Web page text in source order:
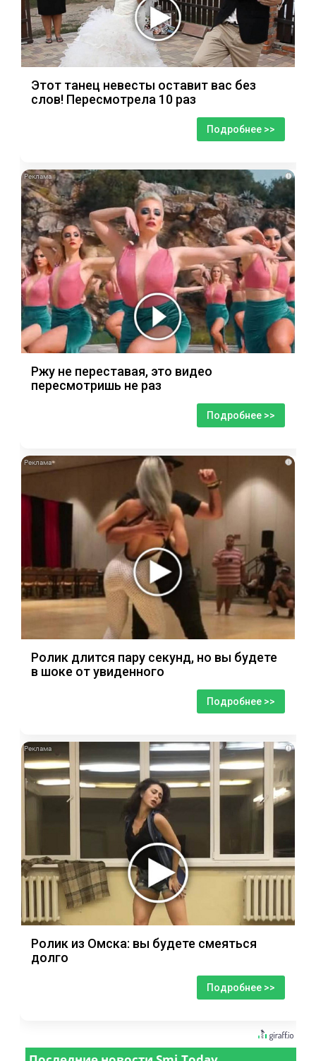
Этот танец невесты оставит вас без
слов! Пересмотрела 10 раз
Подробнее >>
i
Ржу не переставая, это видео
пересмотришь не раз
Подробнее >>
i
Ролик длится пару секунд, но вы будете
в шоке от увиденного
Подробнее >>
i
Ролик из Омска: вы будете смеяться
долго
Подробнее >>